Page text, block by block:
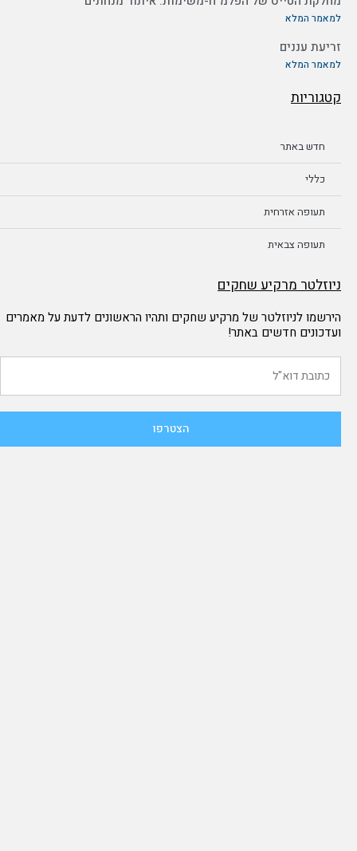
למאמר המלא
זריעת עננים
למאמר המלא
קטגוריות
חדש באתר
כללי
תעופה אזרחית
תעופה צבאית
ניוזלטר מרקיע שחקים
הירשמו לניוזלטר של מרקיע שחקים ותהיו הראשונים לדעת על מאמרים
ועדכונים חדשים באתר!